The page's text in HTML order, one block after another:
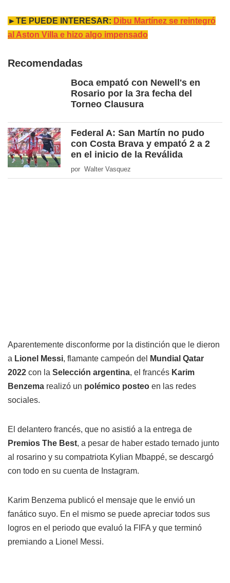
►TE PUEDE INTERESAR: Dibu Martínez se reintegró
al Aston Villa e hizo algo impensado
Recomendadas
Boca empató con Newell's en
Rosario por la 3ra fecha del
Torneo Clausura
Federal A: San Martín no pudo
con Costa Brava y empató 2 a 2
en el inicio de la Reválida
por Walter Vasquez
Aparentemente disconforme por la distinción que le dieron
a Lionel Messi, flamante campeón del
Mundial Qatar
2022 con la Selección argentina, el francés Karim
Benzema realizó un polémico posteo en las redes
sociales.
El delantero francés, que no asistió a la entrega de
Premios The Best, a pesar de haber estado ternado junto
al rosarino y su compatriota Kylian Mbappé, se descargó
con todo en su cuenta de Instagram.
Karim Benzema publicó el mensaje que le envió un
fanático suyo. En el mismo se puede apreciar todos sus
logros en el periodo que evaluó la FIFA y que terminó
premiando a Lionel Messi.